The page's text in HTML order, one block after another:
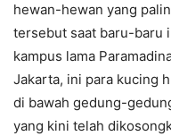
hewan-hewan yang
tersebut saat baru-baru
kampus lama
Jakarta, ini para kucing
di bawah gedung-
yang kini telah